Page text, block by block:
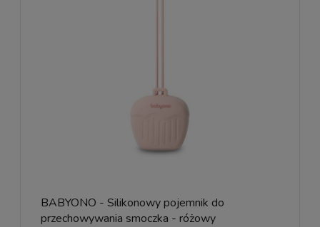
BABYONO - Silikonowy pojemnik do
przechowywania smoczka - różowy